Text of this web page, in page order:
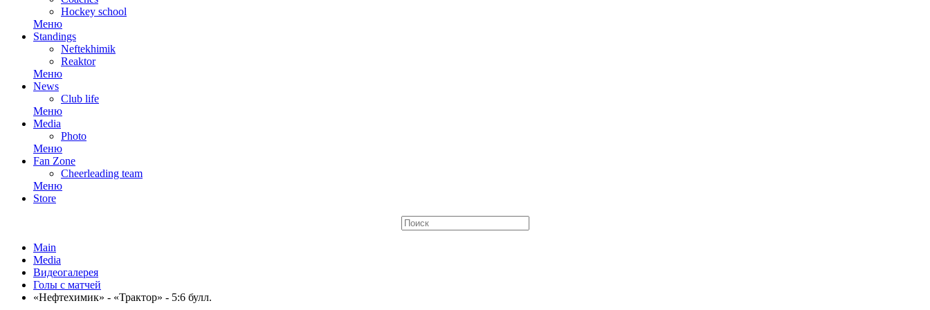
Hockey school
Меню
Standings
Neftekhimik
Reaktor
Меню
News
Club life
Меню
Media
Photo
Меню
Fan Zone
Cheerleading team
Меню
Store
Main
Media
Видеогалерея
Голы с матчей
«Нефтехимик» - «Трактор» - 5:6 булл.